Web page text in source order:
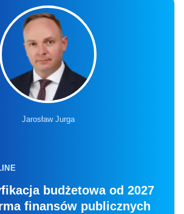
Jarosław Jurga
budżetowa od 2027
finansów publicznych